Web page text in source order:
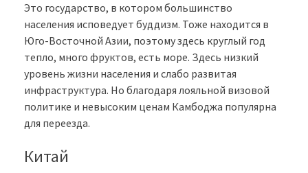
Это государство, в котором большинство
населения исповедует буддизм. Тоже находится в
Юго-Восточной Азии, поэтому здесь круглый год
тепло, много фруктов, есть море. Здесь низкий
уровень жизни населения и слабо развитая
инфраструктура. Но благодаря лояльной визовой
политике и невысоким ценам Камбоджа популярна
для переезда.
Китай